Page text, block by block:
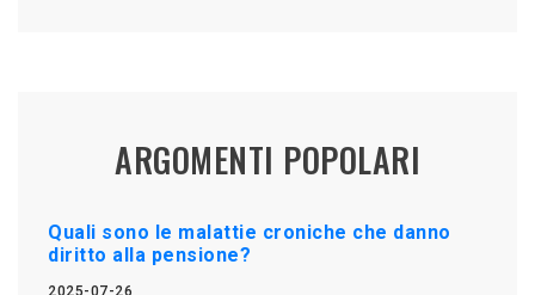
ARGOMENTI POPOLARI
Quali sono le malattie croniche che danno
diritto alla pensione?
2025-07-26